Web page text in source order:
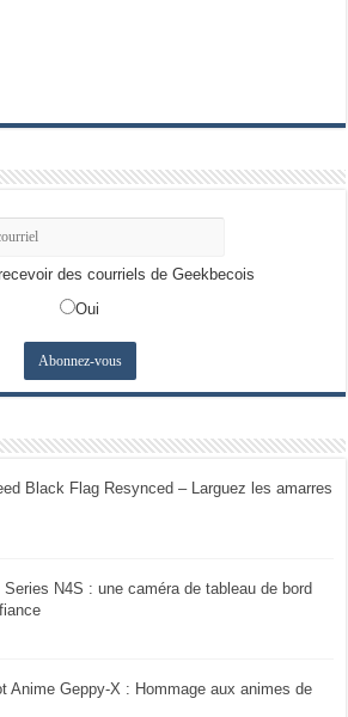
des courriels de Geekbecois
Oui
Black Flag Resynced – Larguez les amarres
Series N4S : une caméra de tableau de bord
Anime Geppy-X : Hommage aux animes de